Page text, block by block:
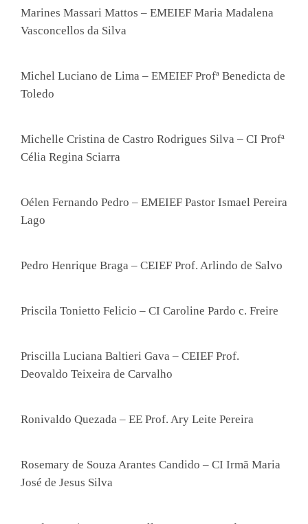
Marines Massari Mattos – EMEIEF Maria Madalena
Vasconcellos da Silva
Michel Luciano de Lima – EMEIEF Profª Benedicta de
Toledo
Michelle Cristina de Castro Rodrigues Silva – CI Profª
Célia Regina Sciarra
Oélen Fernando Pedro – EMEIEF Pastor Ismael Pereira
Lago
Pedro Henrique Braga – CEIEF Prof. Arlindo de Salvo
Priscila Tonietto Felicio – CI Caroline Pardo c. Freire
Priscilla Luciana Baltieri Gava – CEIEF Prof.
Deovaldo Teixeira de Carvalho
Ronivaldo Quezada – EE Prof. Ary Leite Pereira
Rosemary de Souza Arantes Candido – CI Irmã Maria
José de Jesus Silva